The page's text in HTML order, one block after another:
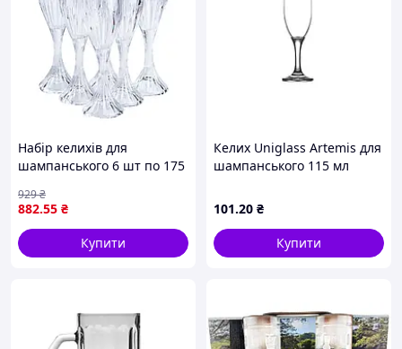
Набір келихів для
шампанського 6 шт по 175
(LG-2148787633)
882.55 ₴
929₴
Купити
Келих Uniglass Artemis для
шампанського 115 мл
101.20 ₴
Купити